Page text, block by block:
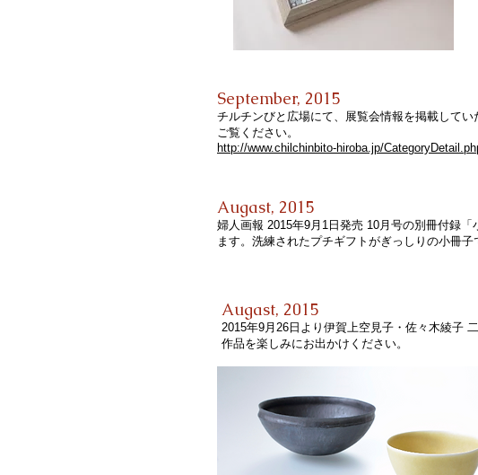
September, 2015
チルチンびと広場にて、展覧会情報を掲載してい
ご覧ください。
http://www.chilchinbito-hiroba.jp/
Augast, 2015
婦人画報 2015年9月1日発売 10月号の別冊付録
ます。洗練されたプチギフトがぎっしりの小冊子
Augast, 2015
2015年9月26日より伊賀上空見子・佐々木綾子
作品を楽しみにお出かけください。